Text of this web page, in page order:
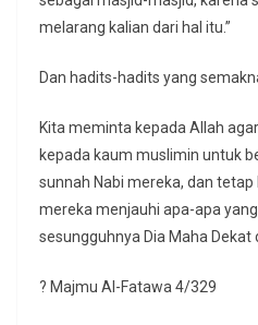
melarang kalian dari hal itu.”
Dan hadits-hadits yang
Kita meminta kepada Allah
kepada kaum muslimin untuk
sunnah Nabi mereka, dan
mereka menjauhi apa-apa
sesungguhnya Dia Maha Dekat
? Majmu Al-Fatawa 4/329